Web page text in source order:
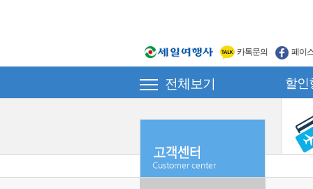
카톡문의 페이
전체보기 할인